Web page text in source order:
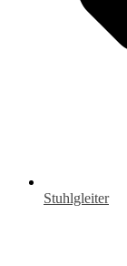
Stuhlgleiter